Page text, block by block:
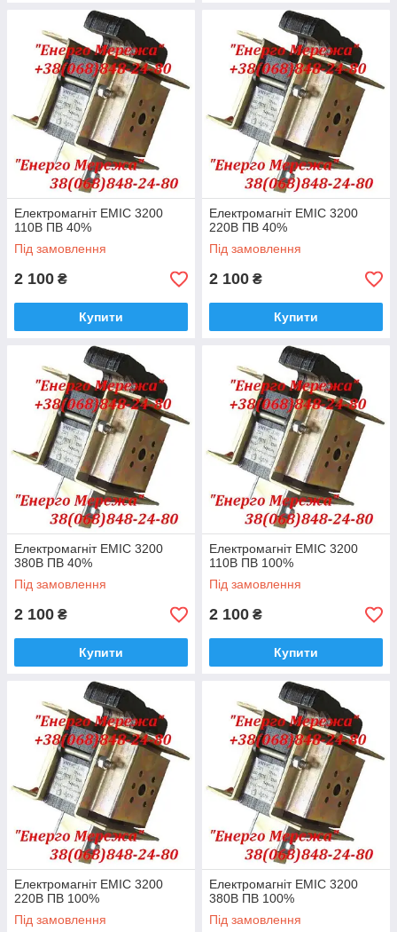
Електромагніт ЕМІС 3200
110В ПВ 40%
Під замовлення
2 100 ₴
Купити
Електромагніт ЕМІС 3200
220В ПВ 40%
Під замовлення
2 100 ₴
Купити
Електромагніт ЕМІС 3200
380В ПВ 40%
Під замовлення
2 100 ₴
Купити
Електромагніт ЕМІС 3200
110В ПВ 100%
Під замовлення
2 100 ₴
Купити
Електромагніт ЕМІС 3200
220В ПВ 100%
Під замовлення
Електромагніт ЕМІС 3200
380В ПВ 100%
Під замовлення